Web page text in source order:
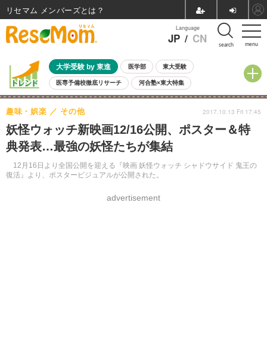
menu
Language
JP / CN search
大学受験 by 東進 医学部 東大受験
医専予備校徹底リサーチ 河合塾×東大特集
親子で考える大学選び 高校受験 中学受験 小学校受験
共通テスト 夏休み
8月開催イベント・WS 全国公立高校 過去問 人気記事
自由研究教材（小学生向け） 自由研究教材（中学生向け）
妖怪ウォッチ新映画12/16公開、ポスター＆特
典発表…最強の妖怪たちが集結
12月16日より全国公開を迎える『映画 妖怪ウォッチ シャドウサイド 鬼王の
復活』より、ポスタービジュアルが公開された。
趣味・娯楽 その他
advertisement
2017.10.13 Fri 17:45
リセマム メンバーズ